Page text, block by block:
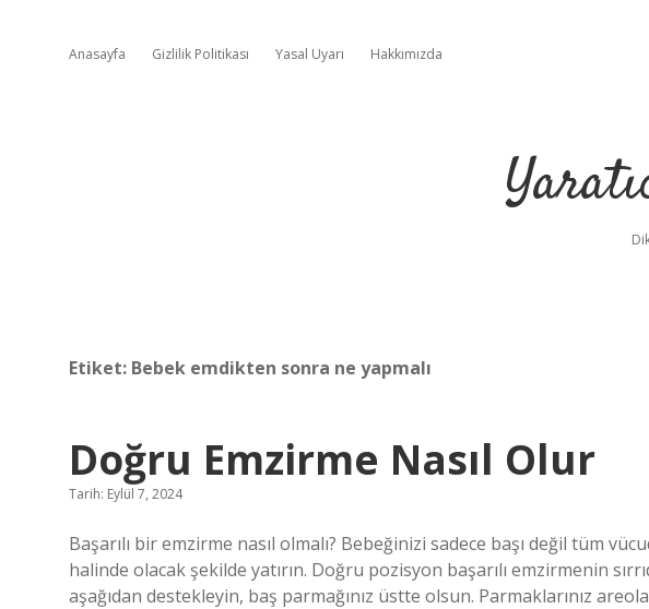
Anasayfa Gizlilik Politikası Yasal Uyarı Hakkımızda
Etiket: Bebek emdikten sonra ne yapmalı
Doğru Emzirme Nasıl Olur
Tarih: Eylül 7, 2024
Başarılı bir emzirme nasıl olmalı? Bebeğinizi sadece başı değil tüm
halinde olacak şekilde yatırın. Doğru pozisyon başarılı emzirmenin
aşağıdan destekleyin, baş parmağınız üstte olsun. Parmaklarınız